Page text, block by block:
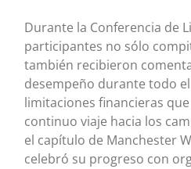
Durante la Conferencia de
participantes no sólo
también recibieron
desempeño durante todo
limitaciones financieras
continuo viaje hacia los
el capítulo de Manchester
celebró su progreso con